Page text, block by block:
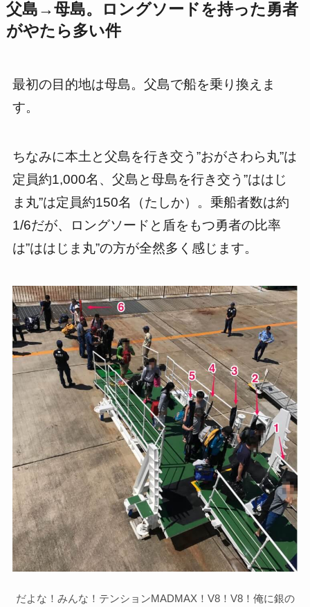
父島→母島。ロングソードを持った勇者
がやたら多い件
最初の目的地は母島。父島で船を乗り換えま
す。
ちなみに本土と父島を行き交う”おがさわら丸”は
定員約1,000名、父島と母島を行き交う”ははじ
ま丸”は定員約150名（たしか）。乗船者数は約
1/6だが、ロングソードと盾をもつ勇者の比率
は”ははじま丸”の方が全然多く感じます。
だよな！みんな！テンションMADMAX！V8！V8！俺に銀の